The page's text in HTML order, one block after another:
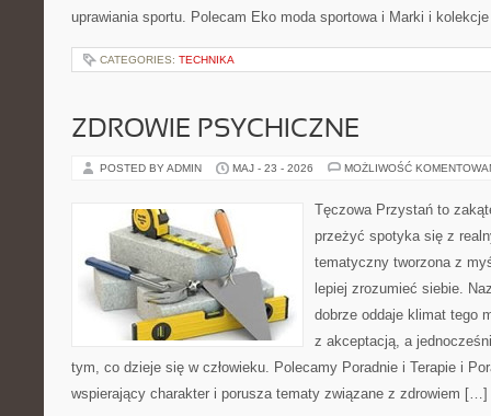
uprawiania sportu. Polecam Eko moda sportowa i Marki i
CATEGORIES: TECHNIKA
ZDROWIE PSYCHICZNE
POSTED BY ADMIN MAJ - 23 - 2026 MOŻLIWOŚĆ
Tęczowa Przystań to
przeżyć spotyka się z
tematyczny tworzona z
lepiej zrozumieć siebie.
dobrze oddaje klimat tego
z akceptacją, a
tym, co dzieje się w człowieku. Polecamy Poradnie i Terapie i
wspierający charakter i porusza tematy związane z zdrowiem […]